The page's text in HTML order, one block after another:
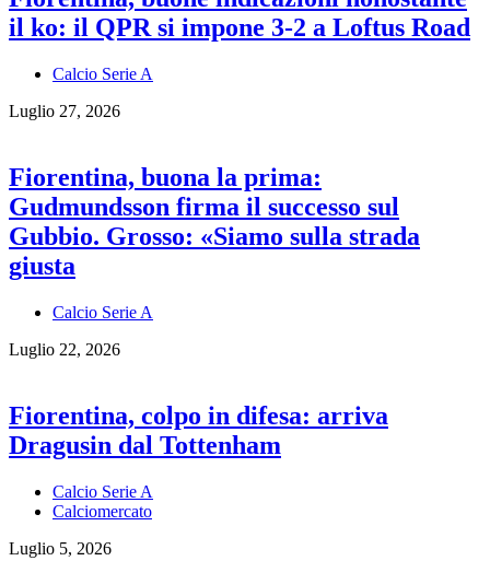
il ko: il QPR si impone 3-2 a Loftus Road
Calcio Serie A
Luglio 27, 2026
Fiorentina, buona la prima:
Gudmundsson firma il successo sul
Gubbio. Grosso: «Siamo sulla strada
giusta
Calcio Serie A
Luglio 22, 2026
Fiorentina, colpo in difesa: arriva
Dragusin dal Tottenham
Calcio Serie A
Calciomercato
Luglio 5, 2026